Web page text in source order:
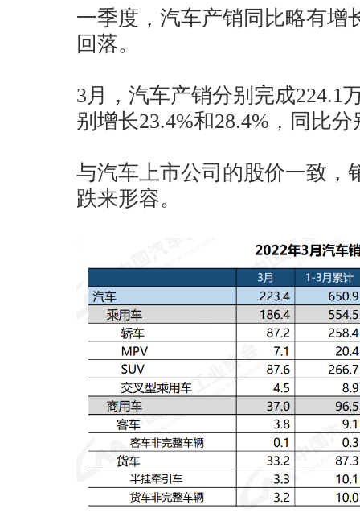
一季度，汽车产销同比略有增
回落。
3月，汽车产销分别完成224.1
别增长23.4%和28.4%，同比
与汽车上市公司的股价一致，
跌来形容。